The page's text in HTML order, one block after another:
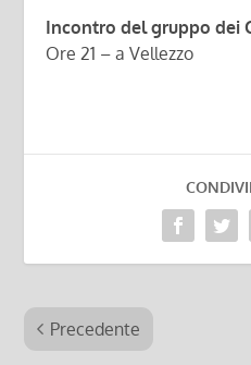
Incontro del gruppo dei
Ore 21 – a Vellezzo
Precedente